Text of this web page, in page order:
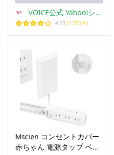
VOICE公式 Yahoo!ショ
ッピング店
4.73 (1,793件)
Mscien コンセントカバー
赤ちゃん 電源タップ ベビ